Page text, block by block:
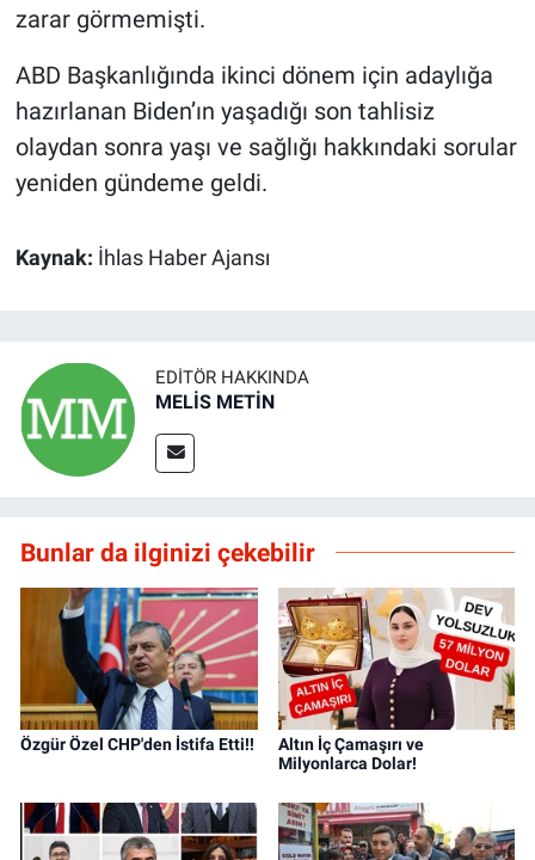
zarar görmemişti.
ABD Başkanlığında ikinci dönem için adaylığa
hazırlanan Biden’ın yaşadığı son tahlisiz
olaydan sonra yaşı ve sağlığı hakkındaki sorular
yeniden gündeme geldi.
Kaynak: İhlas Haber Ajansı
EDITÖR HAKKINDA
MELİS METİN
Bunlar da ilginizi çekebilir
Özgür Özel CHP'den İstifa Etti!!
Altın İç Çamaşırı ve
Milyonlarca Dolar!